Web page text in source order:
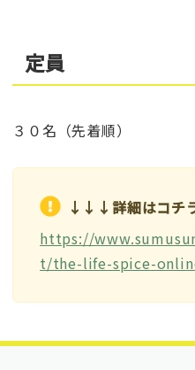
定員
３０名（先着順）
↓↓↓詳細はコ
https://
t/the-life-spice-